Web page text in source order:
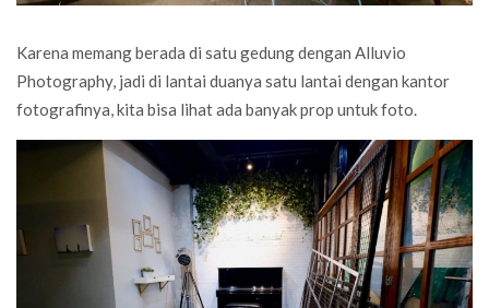
Karena memang berada di satu gedung dengan Alluvio
Photography, jadi di lantai duanya satu lantai dengan kantor
fotografinya, kita bisa lihat ada banyak prop untuk foto.